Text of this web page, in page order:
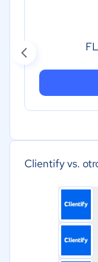
Clientify vs.